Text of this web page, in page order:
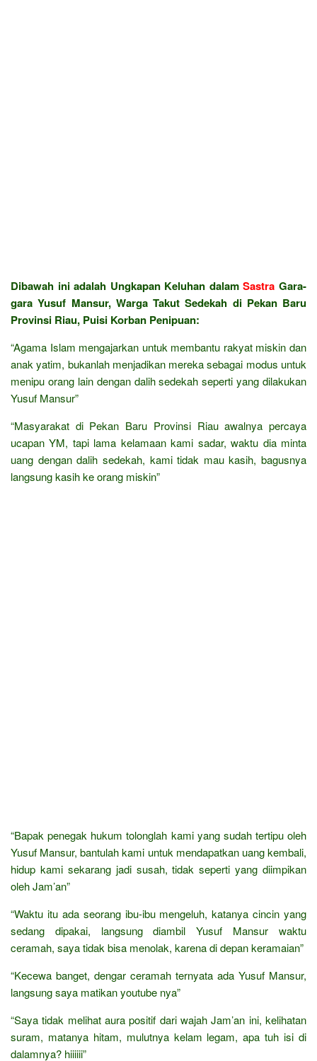
Dibawah ini adalah Ungkapan Keluhan dalamSastra Gara-
gara Yusuf Mansur, Warga Takut Sedekah di Pekan Baru
Provinsi Riau, Puisi Korban Penipuan:
“Agama Islam mengajarkan untuk membantu rakyat miskin dan
anak yatim, bukanlah menjadikan mereka sebagai modus untuk
menipu orang lain dengan dalih sedekah seperti yang dilakukan
Yusuf Mansur”
“Masyarakat di Pekan Baru Provinsi Riau awalnya percaya
ucapan YM, tapi lama kelamaan kami sadar, waktu dia minta
uang dengan dalih sedekah, kami tidak mau kasih, bagusnya
langsung kasih ke orang miskin”
“Bapak penegak hukum tolonglah kami yang sudah tertipu oleh
Yusuf Mansur, bantulah kami untuk mendapatkan uang kembali,
hidup kami sekarang jadi susah, tidak seperti yang diimpikan
oleh Jam’an”
“Waktu itu ada seorang ibu-ibu mengeluh, katanya cincin yang
sedang dipakai, langsung diambil Yusuf Mansur waktu
ceramah, saya tidak bisa menolak, karena di depan keramaian”
“Kecewa banget, dengar ceramah ternyata ada Yusuf Mansur,
langsung saya matikan youtube nya”
“Saya tidak melihat aura positif dari wajah Jam’an ini, kelihatan
suram, matanya hitam, mulutnya kelam legam, apa tuh isi di
dalamnya? hiiiiii”